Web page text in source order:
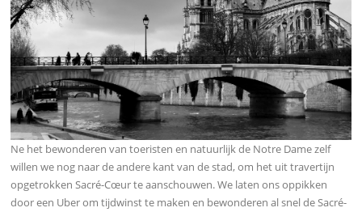
Ne het bewonderen van toeristen en natuurlijk de Notre Dame zelf
willen we nog naar de andere kant van de stad, om het uit travertijn
opgetrokken Sacré-Cœur te aanschouwen. We laten ons oppikken
door een Uber om tijdwinst te maken en bewonderen al snel de Sacré-